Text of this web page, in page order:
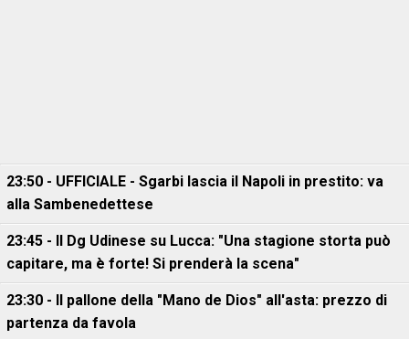
23:50 - UFFICIALE - Sgarbi lascia il Napoli in prestito: va
alla Sambenedettese
23:45 - Il Dg Udinese su Lucca: "Una stagione storta può
capitare, ma è forte! Si prenderà la scena"
23:30 - Il pallone della "Mano de Dios" all'asta: prezzo di
partenza da favola